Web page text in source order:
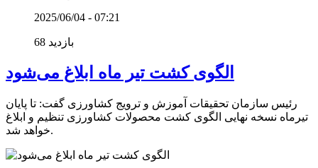
2025/06/04 - 07:21
68 بازدید
الگوی کشت تیر ماه ابلاغ می‌شود
رئیس سازمان تحقیقات آموزش و ترویج کشاورزی گفت: تا پایان
تیرماه نسخه نهایی الگوی کشت محصولات کشاورزی تنظیم و ابلاغ
خواهد شد.